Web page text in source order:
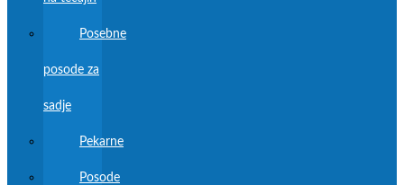
Posebne
posode za
sadje
Pekarne
Posode